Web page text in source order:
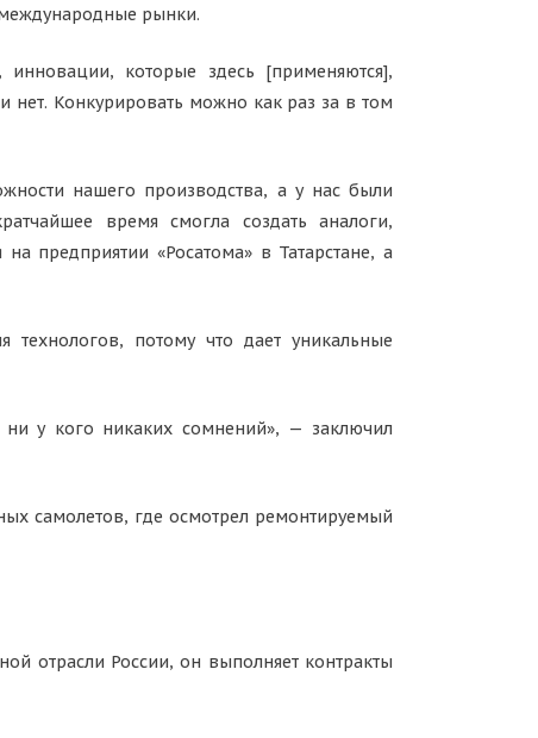
рынки.
которые здесь [применяются],
нет. Конкурировать можно как раз за в том
нашего производства, а у нас были
время смогла создать аналоги,
предприятии «Росатома» в Татарстане, а
потому что дает уникальные
ни у кого никаких сомнений», — заключил
самолетов, где осмотрел ремонтируемый
отрасли России, он выполняет контракты